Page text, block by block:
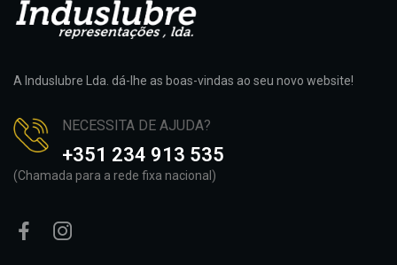
A Induslubre Lda. dá-lhe as boas-vindas ao seu novo website!
NECESSITA DE AJUDA?
+351 234 913 535
(Chamada para a rede fixa nacional)